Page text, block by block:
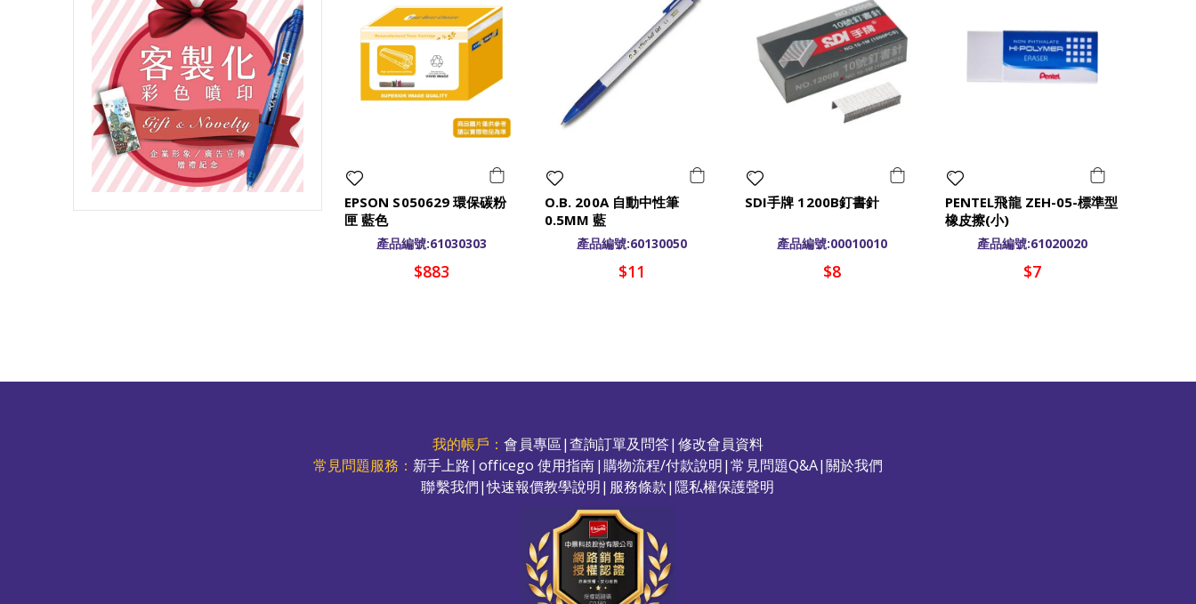
EPSON S050629 環保碳粉
匣 藍色
產品編號:61030303
$883
O.B. 200A 自動中性筆
0.5MM 藍
產品編號:60130050
$11
SDI手牌 1200B釘書針
產品編號:00010010
$8
PENTEL飛龍 ZEH-05-標準型
橡皮擦(小)
產品編號:61020020
$7
我的帳戶：會員專區|查詢訂單及問答| 修改會員資料
常見問題服務：新手上路| officego 使用指南|購物流程/付款說明|常見問題Q&A|關於我們
聯繫我們|快速報價教學說明| 服務條款|隱私權保護聲明